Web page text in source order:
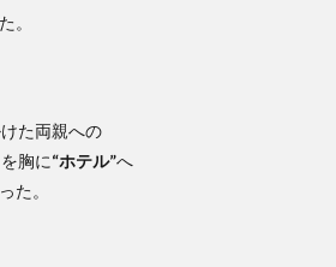
。
た両親への
を胸に“ホテル”へ
た。